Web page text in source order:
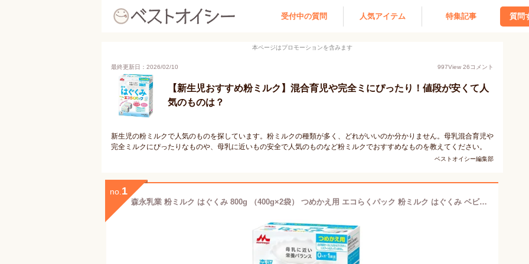
受付中の質問 人気アイテム 特集記事 質問
本ページはプロモーションを含みます
最終更新日：2026/02/10 997View 26コメント
【新生児おすすめ粉ミルク】混合育児や完全ミにぴったり！値段が安くて人
気のものは？
新生児の粉ミルクで人気のものを探しています。粉ミルクの種類が多く、どれがいいのか分かりません。母乳混合育児や
完全ミルクにぴったりなものや、母乳に近いもの安全で人気のものなど粉ミルクでおすすめなものを教えてください。
ベストオイシー編集部
no. 1
森永乳業 粉ミルク はぐくみ 800g （400g×2袋） つめかえ用 エコらくパック 粉ミルク はぐくみ ベビーミルク 0〜1歳頃 ビフィズス菌 新生児 乳幼児 エコ ラクトフェリン morinaga 乳児用 粉乳 粉ミルク 育児用粉乳 母乳に近い まとめ買い 育児用ミルク 買い置き【D】